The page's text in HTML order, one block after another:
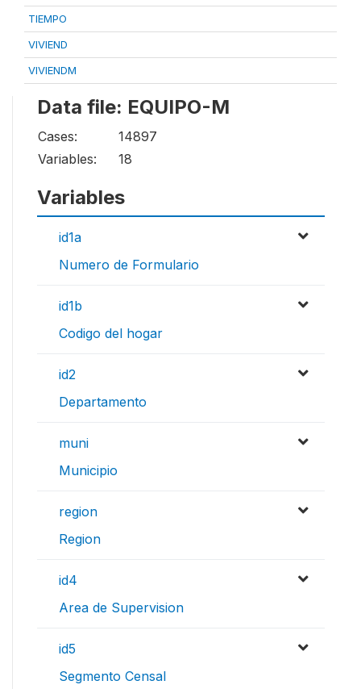
TIEMPO
VIVIEND
VIVIENDM
Data file: EQUIPO-M
Cases:
14897
Variables:
18
Variables
id1a
Numero de Formulario
id1b
Codigo del hogar
id2
Departamento
muni
Municipio
region
Region
id4
Area de Supervision
id5
Segmento Censal